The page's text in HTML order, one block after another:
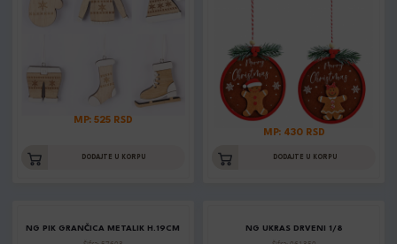
MP: 525 RSD
DODAJTE U KORPU
MP: 430 RSD
DODAJTE U KORPU
NG PIK GRANČICA METALIK H.19CM NG UKRAS DRVENI 1/8